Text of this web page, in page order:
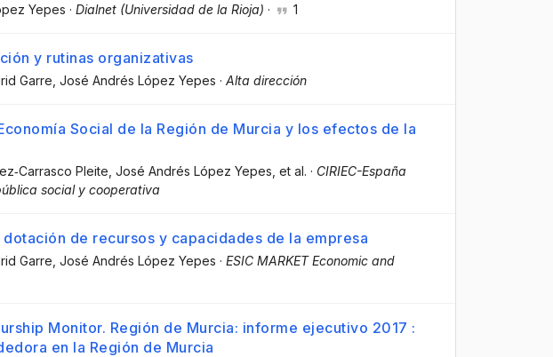
Yepes · Dialnet (Universidad de la Rioja) · 1
y rutinas organizativas
Garre , José Andrés López Yepes · Alta dirección
Social de la Región de Murcia y los efectos de la
Pleite , José Andrés López Yepes , et al. · CIRIEC-España
social y cooperativa
de recursos y capacidades de la empresa
Garre , José Andrés López Yepes · ESIC MARKET Economic and
Monitor. Región de Murcia: informe ejecutivo 2017 :
en la Región de Murcia